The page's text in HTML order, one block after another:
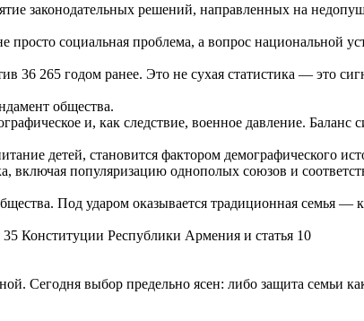
законодательных решений, направленных на
социальная проблема, а вопрос национальной
36 265 годом ранее. Это не сухая статистика — это
общества.
и, как следствие, военное давление. Баланс
детей, становится фактором демографического
включая популяризацию однополых союзов и
Под ударом оказывается традиционная семья
Конституции Республики Армения и статья 10
Сегодня выбор предельно ясен: либо защита семьи